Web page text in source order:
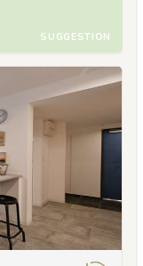
SUGGESTION